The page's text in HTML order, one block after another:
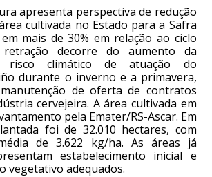
apresenta perspectiva de redução
cultivada no Estado para a Safra
mais de 30% em relação ao ciclo
retração decorre do aumento da
risco climático de atuação do
durante o inverno e a primavera,
de oferta de contratos
cervejeira. A área cultivada em
pela Emater/RS-Ascar. Em
foi de 32.010 hectares, com
de 3.622 kg/ha. As áreas já
estabelecimento inicial e
vegetativo adequados.